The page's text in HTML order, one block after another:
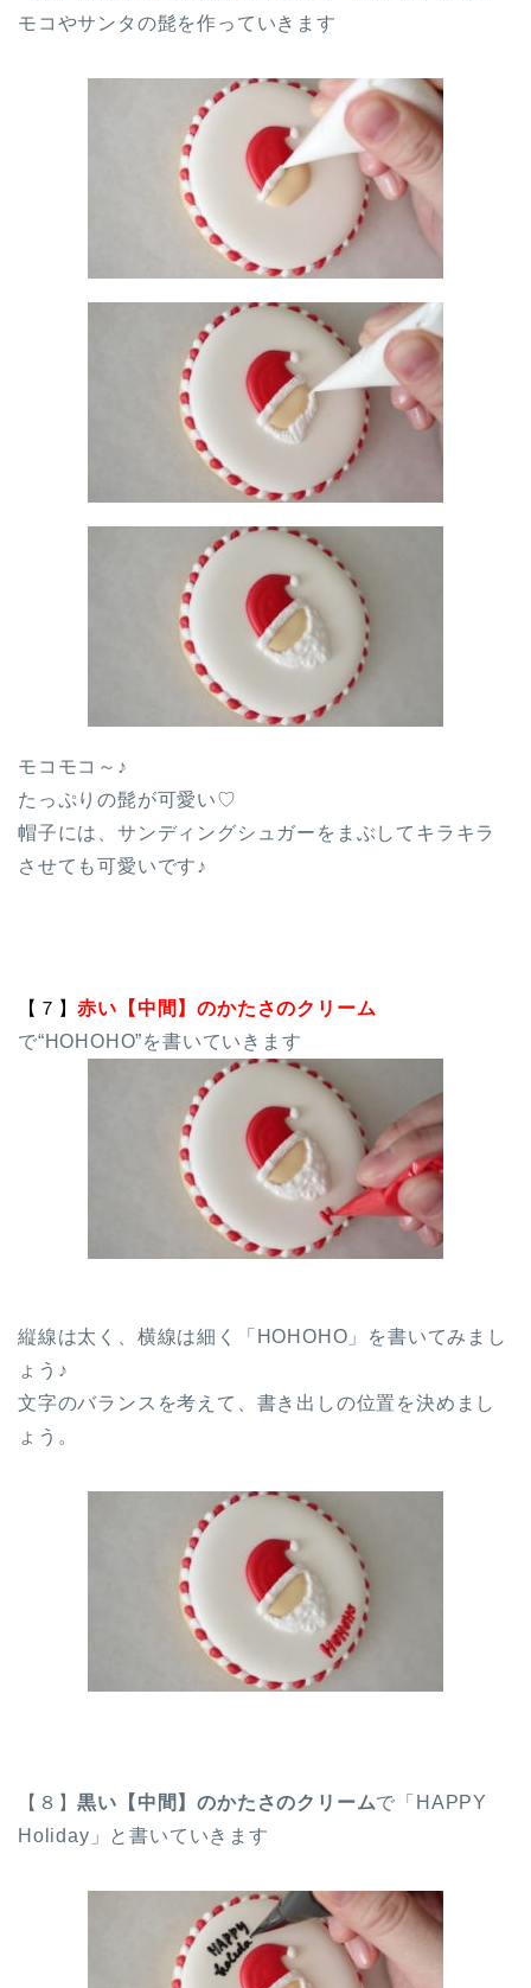
モコやサンタの髭を作っていきます
モコモコ～♪
たっぷりの髭が可愛い♡
帽子には、サンディングシュガーをまぶしてキラキラ
させても可愛いです♪
【７ 】赤い【中間】のかたさのクリーム
で“HOHOHO”を書いていきます
縦線は太く、横線は細く「HOHOHO」を書いてみまし
ょう♪
文字のバランスを考えて、書き出しの位置を決めまし
ょう。
【８】黒い【中間】のかたさのクリームで「HAPPY
Holiday」と書いていきます